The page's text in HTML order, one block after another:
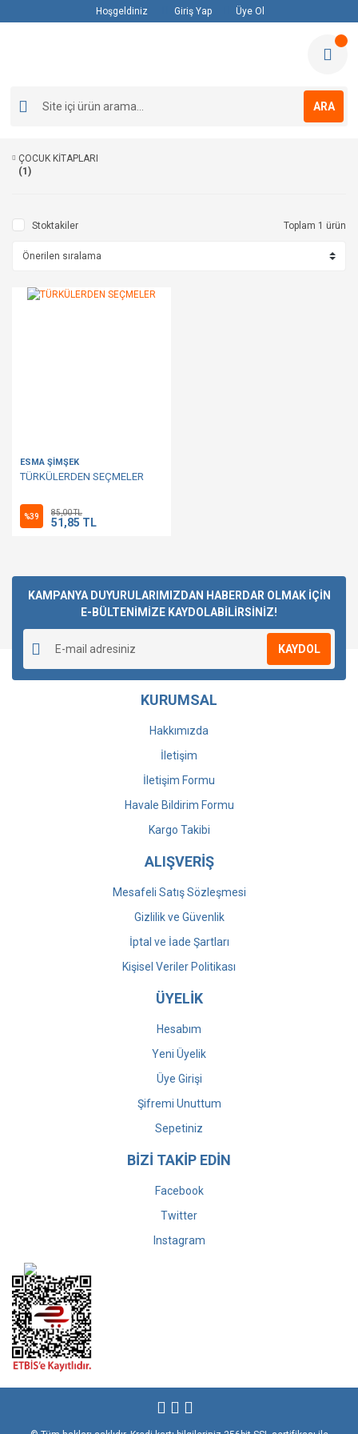
Hoşgeldiniz Giriş Yap Üye Ol
ARA
ÇOCUK KİTAPLARI
(1)
Stoktakiler Toplam 1 ürün
ESMA ŞİMŞEK
TÜRKÜLERDEN SEÇMELER
%39 85,00 TL
51,85 TL
KAMPANYA DUYURULARIMIZDAN HABERDAR OLMAK İÇİN
E-BÜLTENİMİZE KAYDOLABİLİRSİNİZ!
KAYDOL
KURUMSAL
Hakkımızda
İletişim
İletişim Formu
Havale Bildirim Formu
Kargo Takibi
ALIŞVERİŞ
Mesafeli Satış Sözleşmesi
Gizlilik ve Güvenlik
İptal ve İade Şartları
Kişisel Veriler Politikası
ÜYELİK
Hesabım
Yeni Üyelik
Üye Girişi
Şifremi Unuttum
Sepetiniz
BİZİ TAKİP EDİN
Facebook
Twitter
Instagram